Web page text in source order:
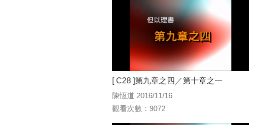
[ C28 ]第九章之四／第十章之一
陳恆道 2016/11/16
觀看次數：9072